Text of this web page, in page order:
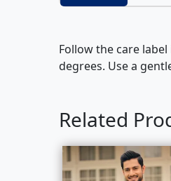
Follow the care
degrees. Use a
Related